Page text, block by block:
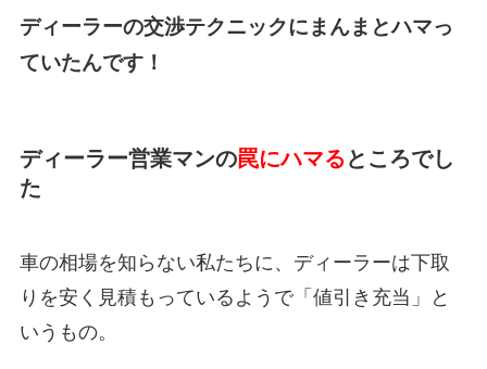
ディーラーの交渉テクニックにまんまとハマっ
ていたんです！
ディーラー営業マンの罠にハマるところでし
た
車の相場を知らない私たちに、ディーラーは下取
りを安く見積もっているようで「値引き充当」と
いうもの。